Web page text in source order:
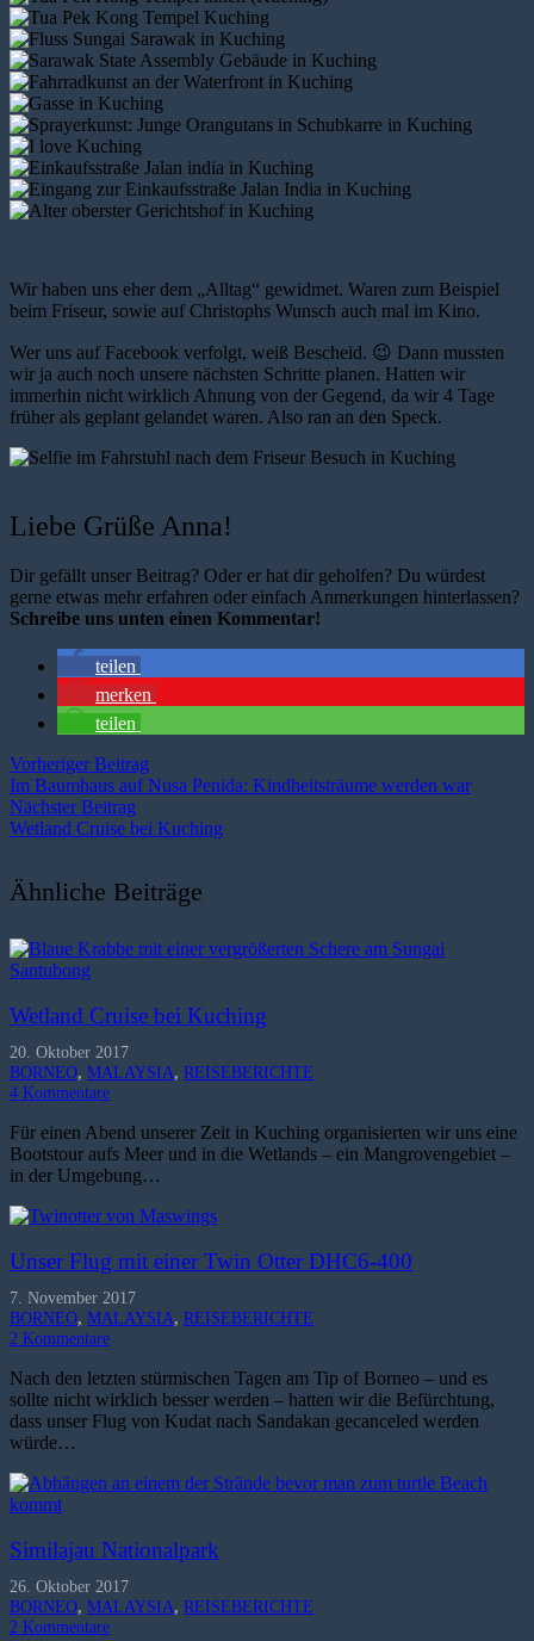
Wir haben uns eher dem „Alltag“ gewidmet. Waren zum Beispiel
beim Friseur, sowie auf Christophs Wunsch auch mal im Kino.
Wer uns auf Facebook verfolgt, weiß Bescheid. 😉 Dann mussten
wir ja auch noch unsere nächsten Schritte planen. Hatten wir
immerhin nicht wirklich Ahnung von der Gegend, da wir 4 Tage
früher als geplant gelandet waren. Also ran an den Speck.
Liebe Grüße Anna!
Dir gefällt unser Beitrag? Oder er hat dir geholfen? Du würdest
gerne etwas mehr erfahren oder einfach Anmerkungen hinterlassen?
Schreibe uns unten einen Kommentar!
teilen
merken
teilen
Vorheriger Beitrag
Im Baumhaus auf Nusa Penida: Kindheitsträume werden war
Nächster Beitrag
Wetland Cruise bei Kuching
Ähnliche Beiträge
Wetland Cruise bei Kuching
20. Oktober 2017
BORNEO, MALAYSIA, REISEBERICHTE
4 Kommentare
Für einen Abend unserer Zeit in Kuching organisierten wir uns eine
Bootstour aufs Meer und in die Wetlands – ein Mangrovengebiet –
in der Umgebung…
Unser Flug mit einer Twin Otter DHC6-400
7. November 2017
BORNEO, MALAYSIA, REISEBERICHTE
2 Kommentare
Nach den letzten stürmischen Tagen am Tip of Borneo – und es
sollte nicht wirklich besser werden – hatten wir die Befürchtung,
dass unser Flug von Kudat nach Sandakan gecanceled werden
würde…
Similajau Nationalpark
26. Oktober 2017
BORNEO, MALAYSIA, REISEBERICHTE
2 Kommentare